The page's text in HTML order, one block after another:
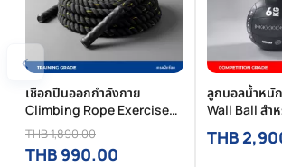
‹
เชือกปีนออกกำลังกาย
Climbing Rope Exercise
12M เชือกไต่เขา ออกกำลังกาย
THB 1,890.00
THB 990.00
ลูกบอลน้ำหนั
Wall Ball ส
ออกกำลังกาย
HYROX ของ
THB